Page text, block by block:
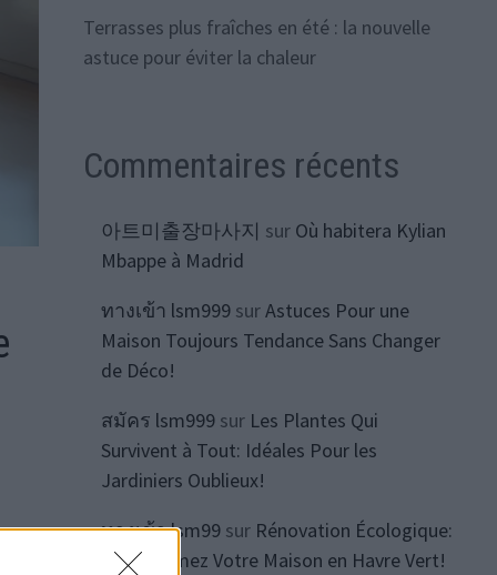
Terrasses plus fraîches en été : la nouvelle
astuce pour éviter la chaleur
Commentaires récents
아트미출장마사지 sur Où habitera Kylian
Mbappe à Madrid
ทางเข้า lsm999surAstuces Pour une
Maison Toujours Tendance Sans Changer
de Déco!
สมัคร lsm999sur Les Plantes Qui
Survivent à Tout: Idéales Pour les
Jardiniers Oublieux!
ทางเข้า lsm99sur Rénovation Écologique:
Transformez Votre Maison en Havre Vert!